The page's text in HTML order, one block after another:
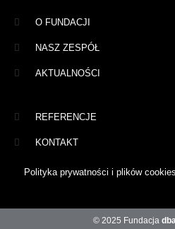
O FUNDACJI
NASZ ZESPÓŁ
AKTUALNOŚCI
REFERENCJE
KONTAKT
Polityka prywatności i plików cookies
© 2025 Fundacja